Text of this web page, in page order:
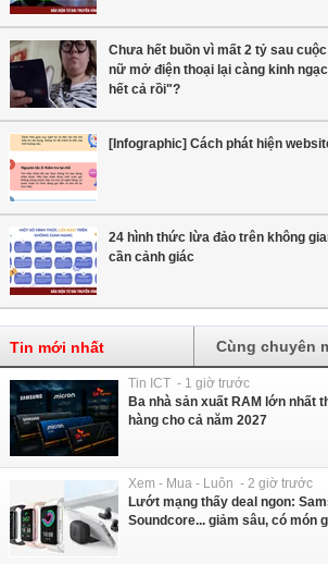
Chưa hết buồn vì mất 2 tỷ sau
nữ mở điện thoại lại càng kinh
hết cả rồi"?
[Infographic] Cách phát hiện
24 hình thức lừa đảo trên không
cần cảnh giác
Tin mới nhất Cùng chuyên
Tin ICT - 1 giờ trước
Ba nhà sản xuất RAM lớn nhất
hàng cho cả năm 2027
Xem - Mua - Luôn - 2 giờ trước
Lướt mạng thấy deal ngon:
Soundcore... giảm sâu, có món